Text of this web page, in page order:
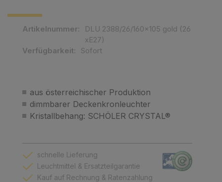
aus österreichischer Produktion
dimmbarer Deckenkronleuchter
Kristallbehang: SCHÖLER CRYSTAL®
Artikelnummer:
DLU 2388/26/160x105 gold (26
xE27)
Verfügbarkeit:
Sofort
schnelle Lieferung
Leuchtmittel & Ersatzteilgarantie
Kauf auf Rechnung & Ratenzahlung